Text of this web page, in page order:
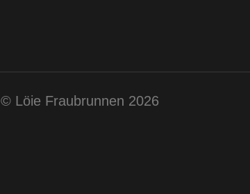
© Löie Fraubrunnen 2026